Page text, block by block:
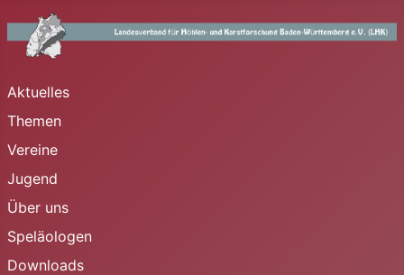
Aktuelles
Themen
Vereine
Jugend
Über uns
Speläologen
Downloads